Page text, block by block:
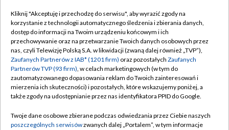
TVP
Abonament TVP
Emisja w TVP
Centrum informacji TVP
Naziemna Telewizja Cyfrowa
Rada Programowa
Regulamin TVP
Polityka prywatności
Moje zgody
Pomoc
Kontakt
Kliknij "Akceptuję i przechodzę do serwisu", aby wyrazić zgody na
korzystanie z technologii automatycznego śledzenia i zbierania danych,
dostęp do informacji na Twoim urządzeniu końcowym i ich
przechowywanie oraz na przetwarzanie Twoich danych osobowych przez
nas, czyli Telewizję Polską S.A. w likwidacji (zwaną dalej również „TVP”),
Zaufanych Partnerów z IAB* (1201 firm) oraz pozostałych Zaufanych
Partnerów TVP (93 firm), w celach marketingowych (w tym do
zautomatyzowanego dopasowania reklam do Twoich zainteresowań i
mierzenia ich skuteczności) i pozostałych, które wskazujemy poniżej, a
także zgody na udostępnianie przez nas identyfikatora PPID do Google.
Twoje dane osobowe zbierane podczas odwiedzania przez Ciebie naszych
poszczególnych serwisówzwanych dalej „Portalem”, w tym informacje